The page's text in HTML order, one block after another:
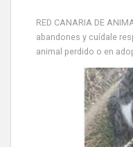
RED CANARIA DE
abandones y cuídale
animal perdido o en